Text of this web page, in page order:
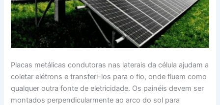
Placas metálicas condutoras nas laterais da célula ajudam a
coletar elétrons e transferi-los para o fio, onde fluem como
qualquer outra fonte de eletricidade. Os painéis devem ser
montados perpendicularmente ao arco do sol para